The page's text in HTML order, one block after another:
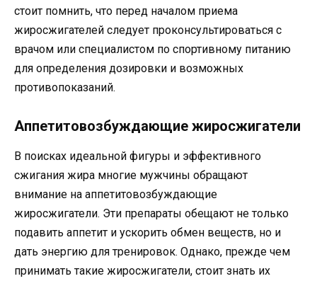
стоит помнить, что перед началом приема
жиросжигателей следует проконсультироваться с
врачом или специалистом по спортивному питанию
для определения дозировки и возможных
противопоказаний.
Аппетитовозбуждающие жиросжигатели
В поисках идеальной фигуры и эффективного
сжигания жира многие мужчины обращают
внимание на аппетитовозбуждающие
жиросжигатели. Эти препараты обещают не только
подавить аппетит и ускорить обмен веществ, но и
дать энергию для тренировок. Однако, прежде чем
принимать такие жиросжигатели, стоит знать их